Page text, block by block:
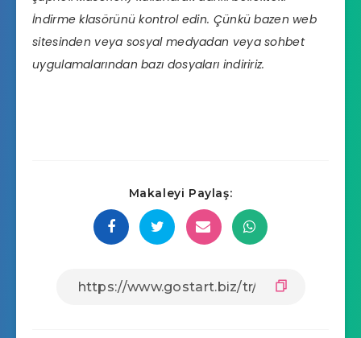
İndirme klasörünü kontrol edin. Çünkü bazen web
sitesinden veya sosyal medyadan veya sohbet
uygulamalarından bazı dosyaları indiririz.
Makaleyi Paylaş: